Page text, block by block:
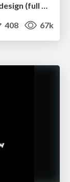
Fashionably flexible responsive web design (full day workshop)
408 67k